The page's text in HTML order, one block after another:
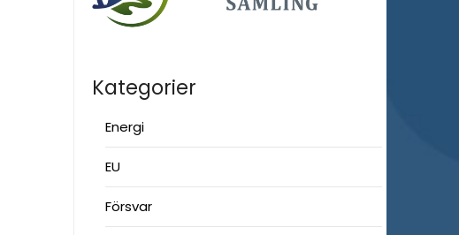
Kategorier
Energi
EU
Försvar